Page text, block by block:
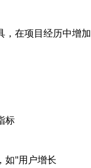
，在项目经历中增加
标
如"用户增长